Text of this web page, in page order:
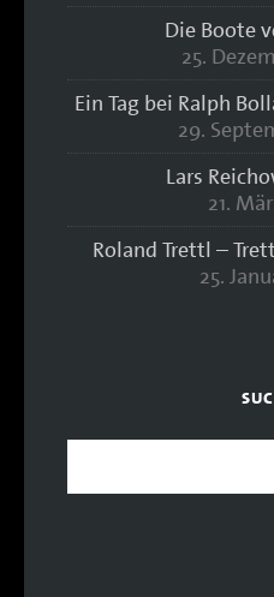
Die Boote
25.
Ein Tag bei Ralph
29.
Lars
21.
Roland Trettl –
25.